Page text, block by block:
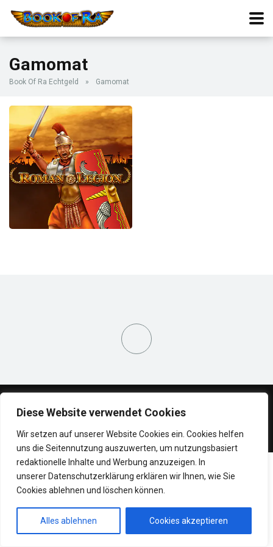
Diese Website verwendet Cookies
Wir setzen auf unserer Website Cookies ein. Cookies helfen
uns die Seitennutzung auszuwerten, um nutzungsbasiert
redaktionelle Inhalte und Werbung anzuzeigen. In
unserer Datenschutzerklärung erklären wir Ihnen, wie Sie
Cookies ablehnen und löschen können.
Alles ablehnen Cookies akzeptieren
Gamomat
Book Of Ra Echtgeld » Gamomat
Copyright © 2021-2024, bookofra-echtgeld.com, Alle Rechte vorbehalten